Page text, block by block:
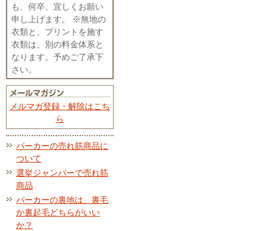
も、何卒、宜しくお願い
申し上げます。 ※無地の
衣類と、プリントを施す
衣類は、別の料金体系と
なります。予めご了承下
さい。
メルマガ登録・解除はこち
ら
パーカーの売れ筋商品に
ついて
選挙ジャンパーで売れ筋
商品
パーカーの裏地は、裏毛
か裏起毛どちらがいい
か？